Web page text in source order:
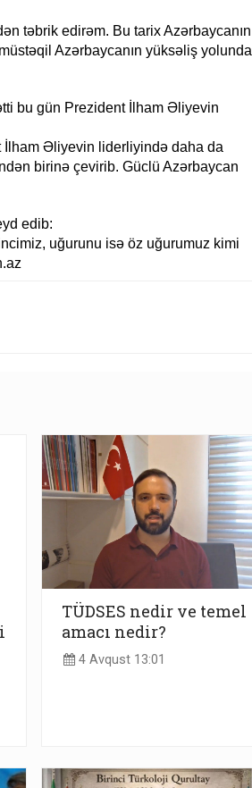
təbrik edirəm. Bu tarix Azərbaycanın
Azərbaycanın yüksəliş yolunda
bu gün Prezident İlham Əliyevin
Əliyevin liderliyində daha da
birinə çevirib. Güclü Azərbaycan
edib:
uğurunu isə öz uğurumuz kimi
TÜDSES nedir ve temel
amacı nedir?
4 Avqust 13:01